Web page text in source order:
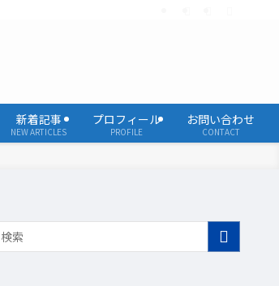
新着記事
NEW ARTICLES
プロフィール
PROFILE
お問い合わせ
CONTACT